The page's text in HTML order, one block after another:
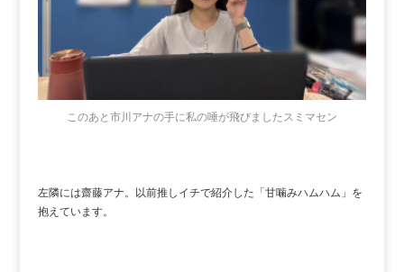
このあと市川アナの手に私の唾が飛びましたスミマセン
左隣には齋藤アナ。以前推しイチで紹介した「甘噛みハムハム」を
抱えています。